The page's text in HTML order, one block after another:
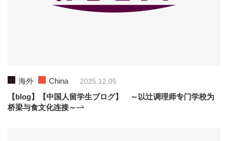
海外 China 2025.12.05
【blog】【中国人留学生ブログ】 ～以辻调理师专门学校为
桥梁与食文化连接～